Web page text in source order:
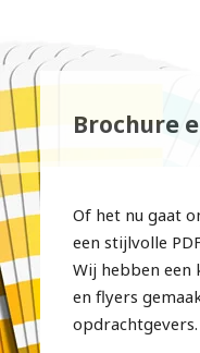
Brochure
Of het nu gaat
een stijlvolle
Wij hebben een
en flyers
opdrachtgevers.